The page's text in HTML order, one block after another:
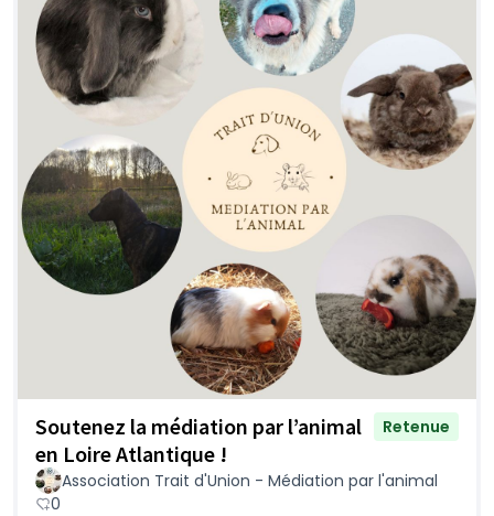
Soutenez la médiation par l’animal
en Loire Atlantique !
Retenue
Association Trait d'Union - Médiation par l'animal
0